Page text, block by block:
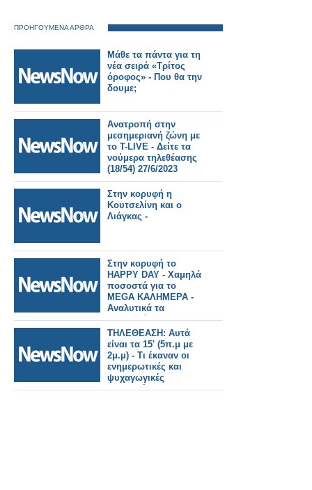
ΠΡΟΗΓΟΥΜΕΝΑ ΑΡΘΡΑ
Μάθε τα πάντα για τη
νέα σειρά «Τρίτος
όροφος» - Που θα την
δουμε;
Ανατροπή στην
μεσημεριανή ζώνη με
το T-LIVE - Δείτε τα
νούμερα τηλεθέασης
(18/54) 27/6/2023
Στην κορυφή η
Κουτσελίνη και ο
Λιάγκας -
Στην κορυφή το
HAPPY DAY - Χαμηλά
ποσοστά για το
MEGA ΚΑΛΗΜΕΡΑ -
Αναλυτικά τα
ποσοστά (18/54)
27/6/2023
ΤΗΛΕΘΕΑΣΗ: Αυτά
είναι τα 15' (5π.μ με
2μ.μ) - Τι έκαναν οι
ενημερωτικές και
ψυχαγωγικές
εκπομπές; (27/6/2023)